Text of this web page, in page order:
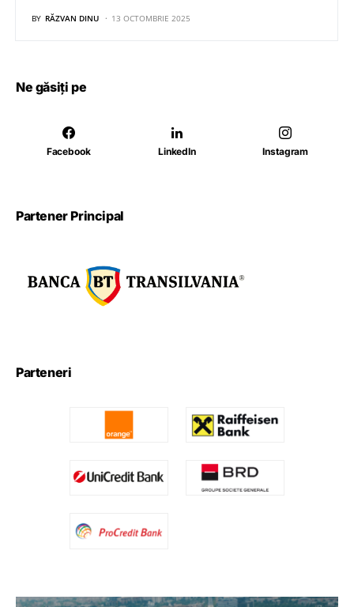
BY RĂZVAN DINU 13 OCTOMBRIE 2025
Ne găsiți pe
Facebook LinkedIn Instagram
Partener Principal
Parteneri